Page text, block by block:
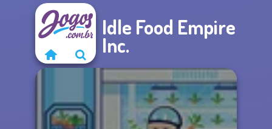
Idle Food Empire
Inc.